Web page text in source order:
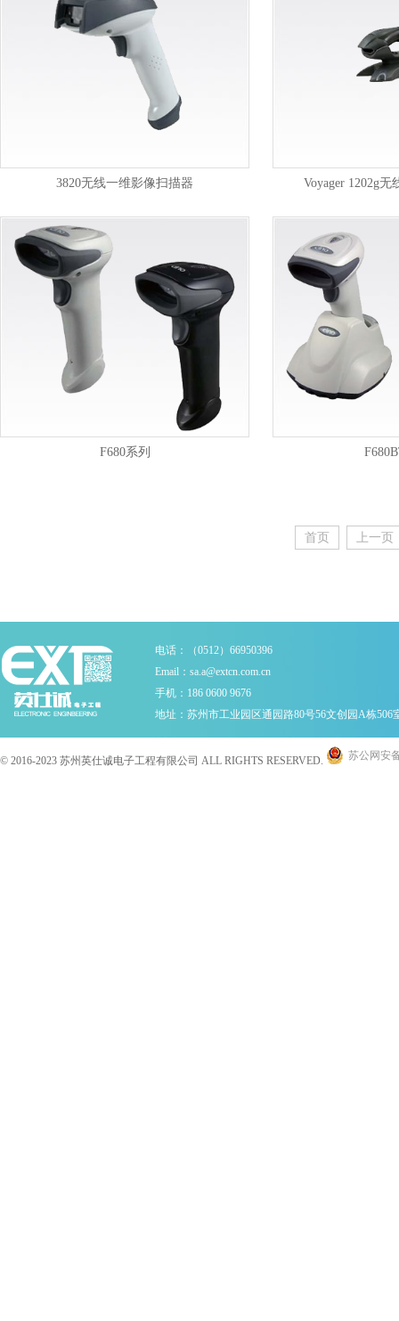
3820无线一维影像扫描器 Voyager 1202g
F680系列
首页 上一页
电话：（0512）66950396
Email：sa.a@extcn.com.cn
手机：186 0600 9676
地址：苏州市工业园区通园路80号56文创园A栋506
© 2016-2023 苏州英仕诚电子工程有限公司 ALL RIGHTS RESERVED. 苏公网安